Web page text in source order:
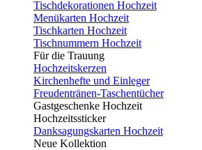
Tischdekorationen Hochzeit
Menükarten Hochzeit
Tischkarten Hochzeit
Tischnummern Hochzeit
Für die Trauung
Hochzeitskerzen
Kirchenhefte und Einleger
Freudentränen-Taschentücher
Gastgeschenke Hochzeit
Hochzeitssticker
Danksagungskarten Hochzeit
Neue Kollektion